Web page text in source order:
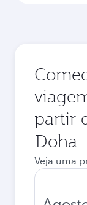
partir
Cidade
de
origem
Veja uma